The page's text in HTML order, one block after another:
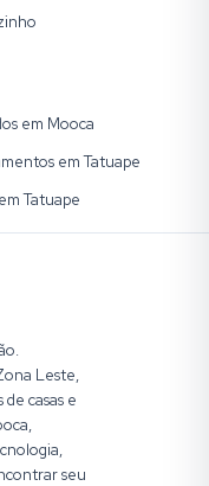
em Mooca
em Tatuape
Tatuape
Leste,
casas e
seu